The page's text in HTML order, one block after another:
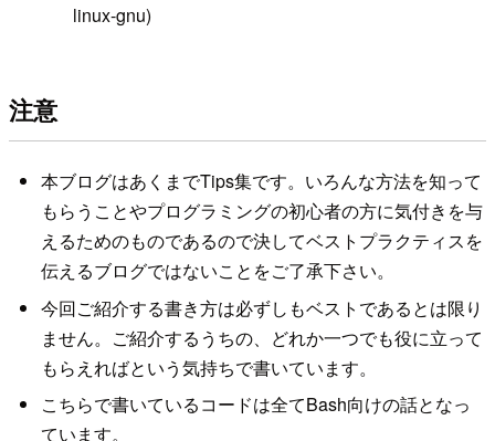
linux-gnu)
注意
本ブログはあくまでTips集です。いろんな方法を知って
もらうことやプログラミングの初心者の方に気付きを与
えるためのものであるので決してベストプラクティスを
伝えるブログではないことをご了承下さい。
今回ご紹介する書き方は必ずしもベストであるとは限り
ません。ご紹介するうちの、どれか一つでも役に立って
もらえればという気持ちで書いています。
こちらで書いているコードは全てBash向けの話となっ
ています。